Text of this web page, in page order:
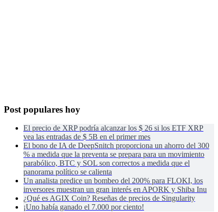
Post populares hoy
El precio de XRP podría alcanzar los $ 26 si los ETF XRP
vea las entradas de $ 5B en el primer mes
El bono de IA de DeepSnitch proporciona un ahorro del 300
% a medida que la preventa se prepara para un movimiento
parabólico, BTC y SOL son correctos a medida que el
panorama político se calienta
Un analista predice un bombeo del 200% para FLOKI, los
inversores muestran un gran interés en APORK y Shiba Inu
¿Qué es AGIX Coin? Reseñas de precios de Singularity
¡Uno había ganado el 7.000 por ciento!